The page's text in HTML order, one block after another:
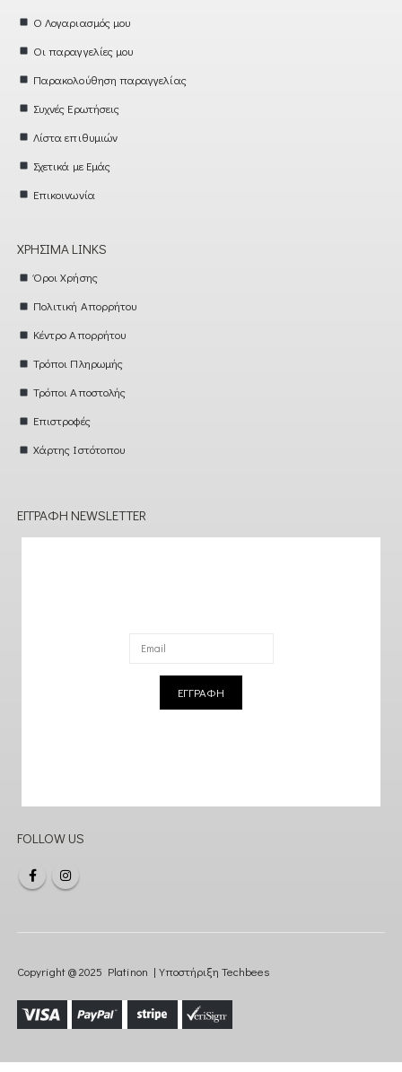
Ο Λογαριασμός μου
Οι παραγγελίες μου
Παρακολούθηση παραγγελίας
Συχνές Ερωτήσεις
Λίστα επιθυμιών
Σχετικά με Εμάς
Επικοινωνία
ΧΡΉΣΙΜΑ LINKS
Όροι Χρήσης
Πολιτική Απορρήτου
Κέντρο Απορρήτου
Τρόποι Πληρωμής
Τρόποι Αποστολής
Επιστροφές
Χάρτης Ιστότοπου
ΕΓΓΡΑΦΉ NEWSLETTER
ΕΓΓΡΑΦΗ
FOLLOW US
Copyright @ 2025 Platinon | Υποστήριξη Techbees